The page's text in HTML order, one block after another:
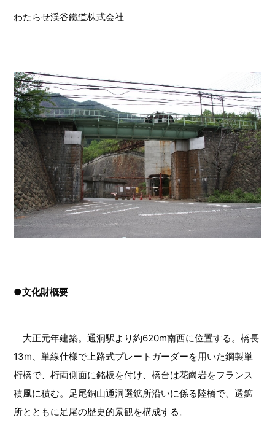
わたらせ渓谷鐵道株式会社
●文化財概要
大正元年建築。通洞駅より約620m南西に位置する。橋長
13m、単線仕様で上路式プレートガーダーを用いた鋼製単
桁橋で、桁両側面に銘板を付け、橋台は花崗岩をフランス
積風に積む。足尾銅山通洞選鉱所沿いに係る陸橋で、選鉱
所とともに足尾の歴史的景観を構成する。